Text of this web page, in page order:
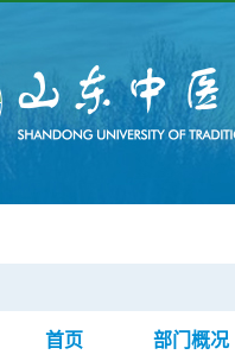
首页 部门概况